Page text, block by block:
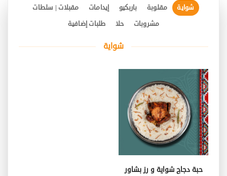
شواية مقلوبة باربكيو إيدامات
مقبلات | سلطات
مشروبات
حلا طلبات إضافية
شواية
حبة دجاج شواية و رز بشاور